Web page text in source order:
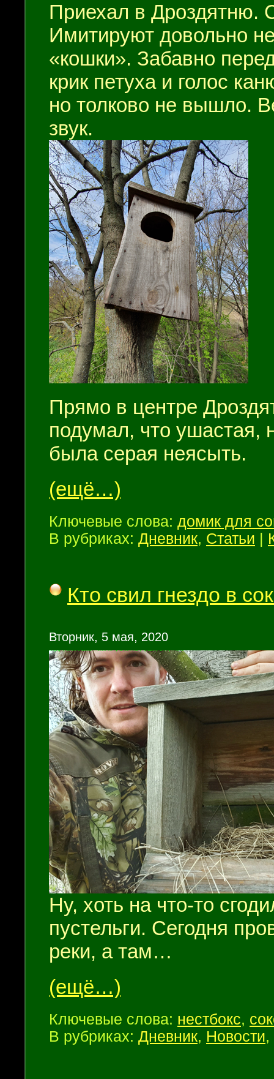
Приехал в Дроздятню.
Имитируют довольно
«кошки». Забавно
крик петуха и голос
но толково не вышло.
звук.
Прямо в центре
подумал, что ушастая,
была серая неясыть.
(ещё…)
Ключевые слова: домик для
В рубриках: Дневник, Статьи
Кто свил гнездо в
Вторник, 5 мая, 2020
Ну, хоть на что-то
пустельги. Сегодня
реки, а там…
(ещё…)
Ключевые слова: нестбокс,
В рубриках: Дневник, Новости,